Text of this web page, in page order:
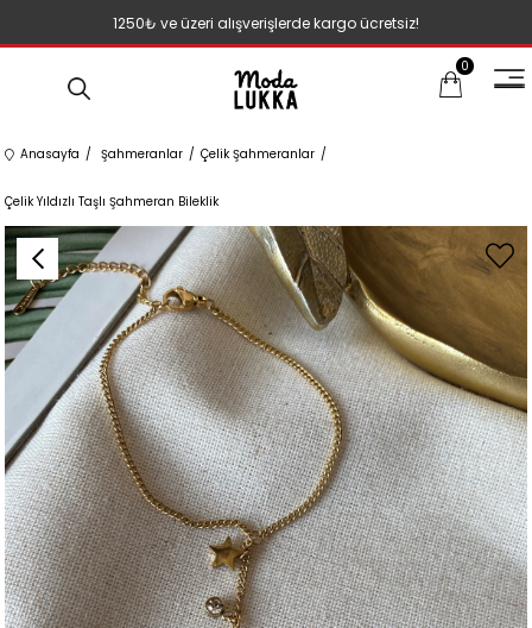
1250₺ ve üzeri alışverişlerde kargo ücretsiz!
0
Anasayfa Şahmeranlar Çelik Şahmeranlar
Çelik Yıldızlı Taşlı Şahmeran Bileklik